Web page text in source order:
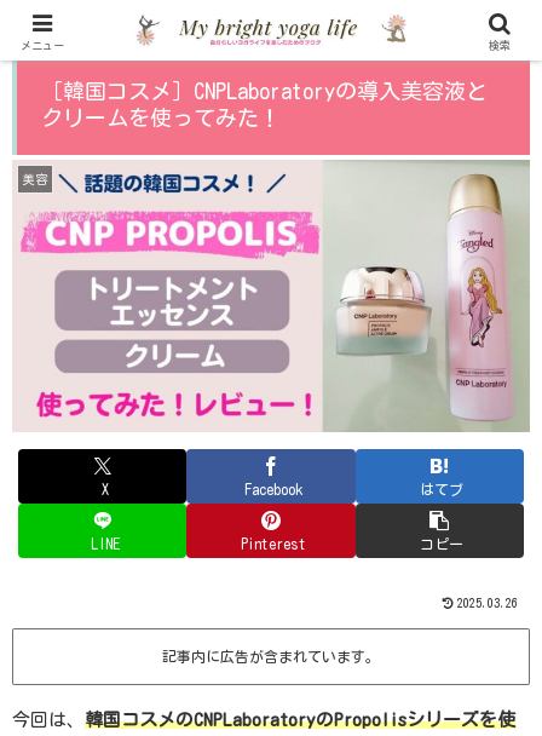
［韓国コスメ］CNPLaboratoryの導入美容液と
クリームを使ってみた！
美容
X Facebook はてブ
LINE Pinterest コピー
2025.03.26
記事内に広告が含まれています。
今回は、 韓国コスメのCNPLaboratoryのPropolisシリーズを使
メニュー 検索